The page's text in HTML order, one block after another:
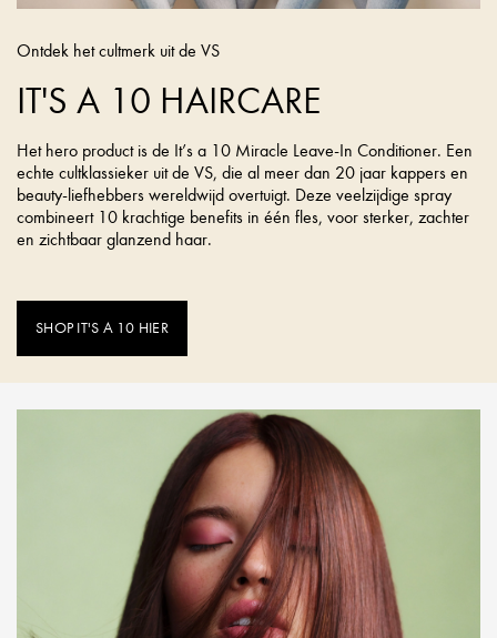
Ontdek het cultmerk uit de VS
IT'S A 10 HAIRCARE
Het hero product is de It’s a 10 Miracle Leave-In Conditioner. Een
echte cultklassieker uit de VS, die al meer dan 20 jaar kappers en
beauty-liefhebbers wereldwijd overtuigt. Deze veelzijdige spray
combineert 10 krachtige benefits in één fles, voor sterker, zachter
en zichtbaar glanzend haar.
SHOP IT'S A 10 HIER